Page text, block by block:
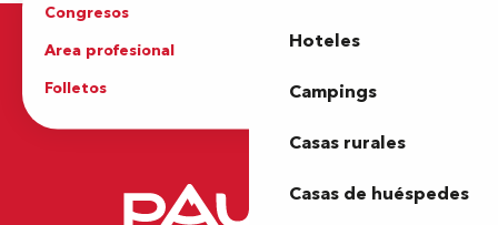
Hoteles
Campings
Casas rurales
Casas de huéspedes
Congresos
Area profesional
Prensa
Folletos
Oficina de Turismo